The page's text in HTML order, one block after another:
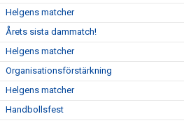
Helgens matcher
Årets sista dammatch!
Helgens matcher
Organisationsförstärkning
Helgens matcher
Handbollsfest